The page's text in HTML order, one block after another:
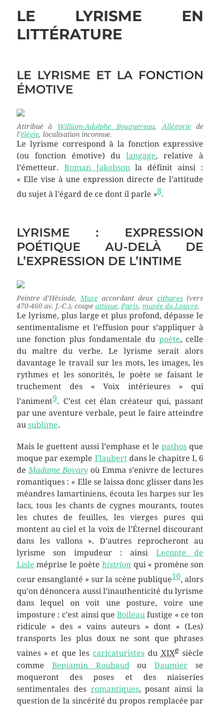
LE LYRISME EN
LITTÉRATURE
LE LYRISME ET LA FONCTION
ÉMOTIVE
Attribué à William-Adolphe Bouguereau,Allégoriede
l’élégie, localisation inconnue.
Le lyrisme correspond à la fonction expressive
(ou fonction émotive) dulangage, relative à
l’émetteur. Roman Jakobsonla définit ainsi :
« Elle vise à une expression directe de l’attitude
du sujet à l’égard de ce dont il parle »8.
LYRISME : EXPRESSION
POÉTIQUE AU-DELÀ DE
L’EXPRESSION DE L’INTIME
Peintre d’Hésiode, Muse accordant deux cithares (vers
470-460 av. J.-C.), coupe attique, Paris, musée du Louvre.
Le lyrisme, plus large et plus profond, dépasse le
sentimentalisme et l’effusion pour s’appliquer à
une fonction plus fondamentale du poète, celle
du maître du verbe. Le lyrisme serait alors
davantage le travail sur les mots, les images, les
rythmes et les sonorités, le poète se faisant le
truchement des « Voix intérieures » qui
l’animent9. C’est cet élan créateur qui, passant
par une aventure verbale, peut le faire atteindre
au sublime.
Mais le guettent aussi l’emphase et lepathos que
moque par exemple Flaubertdans le chapitre I, 6
deMadame Bovaryoù Emma s’enivre de lectures
romantiques : « Elle se laissa donc glisser dans les
méandres lamartiniens, écouta les harpes sur les
lacs, tous les chants de cygnes mourants, toutes
les chutes de feuilles, les vierges pures qui
montent au ciel et la voix de l’Éternel discourant
dans les vallons ». D’autres reprocheront au
lyrisme son impudeur : ainsi Leconte de
Lisle méprise le poète histrion qui « promène son
cœur ensanglanté » sur la scène publique10, alors
qu’on dénoncera aussi l’inauthenticité du lyrisme
dans lequel on voit une posture, voire une
imposture : c’est ainsi queBoileau fustige « ce ton
ridicule » des « vains auteurs » dont « (Les)
transports les plus doux ne sont que phrases
vaines » et que les caricaturistes du XIXe siècle
comme Benjamin Roubaud ouDaumier se
moqueront des poses et des niaiseries
sentimentales des romantiques, posant ainsi la
question de la sincérité du propos remplacée par